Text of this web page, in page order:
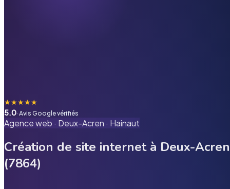
★★★★★
5.0· Avis Google vérifiés
Agence web · Deux-Acren · Hainaut
Création de site internet à Deux-Acren
(7864)